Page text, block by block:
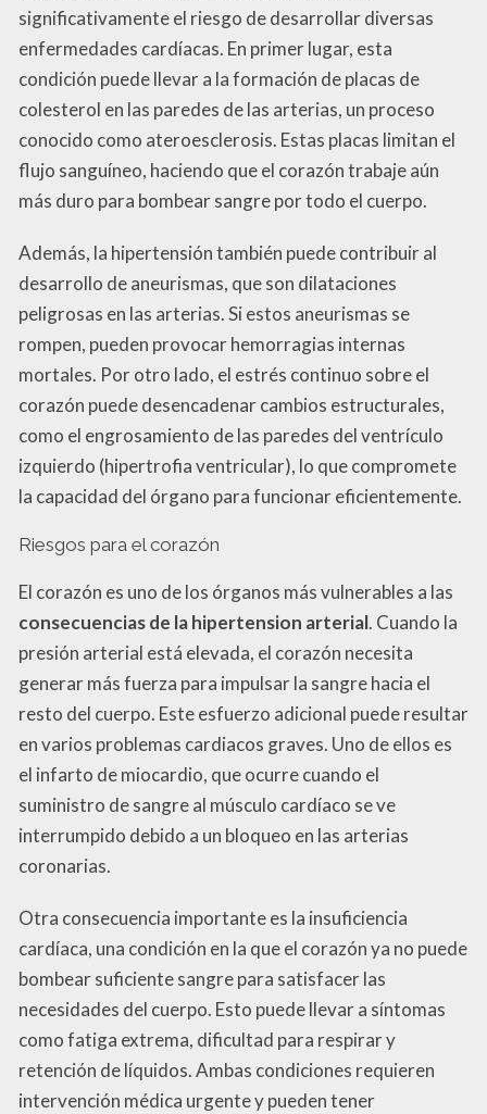
significativamente el riesgo de desarrollar diversas
enfermedades cardíacas. En primer lugar, esta
condición puede llevar a la formación de placas de
colesterol en las paredes de las arterias, un proceso
conocido como ateroesclerosis. Estas placas limitan el
flujo sanguíneo, haciendo que el corazón trabaje aún
más duro para bombear sangre por todo el cuerpo.
Además, la hipertensión también puede contribuir al
desarrollo de aneurismas, que son dilataciones
peligrosas en las arterias. Si estos aneurismas se
rompen, pueden provocar hemorragias internas
mortales. Por otro lado, el estrés continuo sobre el
corazón puede desencadenar cambios estructurales,
como el engrosamiento de las paredes del ventrículo
izquierdo (hipertrofia ventricular), lo que compromete
la capacidad del órgano para funcionar eficientemente.
Riesgos para el corazón
El corazón es uno de los órganos más vulnerables a las
consecuencias de la hipertension arterial. Cuando la
presión arterial está elevada, el corazón necesita
generar más fuerza para impulsar la sangre hacia el
resto del cuerpo. Este esfuerzo adicional puede resultar
en varios problemas cardiacos graves. Uno de ellos es
el infarto de miocardio, que ocurre cuando el
suministro de sangre al músculo cardíaco se ve
interrumpido debido a un bloqueo en las arterias
coronarias.
Otra consecuencia importante es la insuficiencia
cardíaca, una condición en la que el corazón ya no puede
bombear suficiente sangre para satisfacer las
necesidades del cuerpo. Esto puede llevar a síntomas
como fatiga extrema, dificultad para respirar y
retención de líquidos. Ambas condiciones requieren
intervención médica urgente y pueden tener